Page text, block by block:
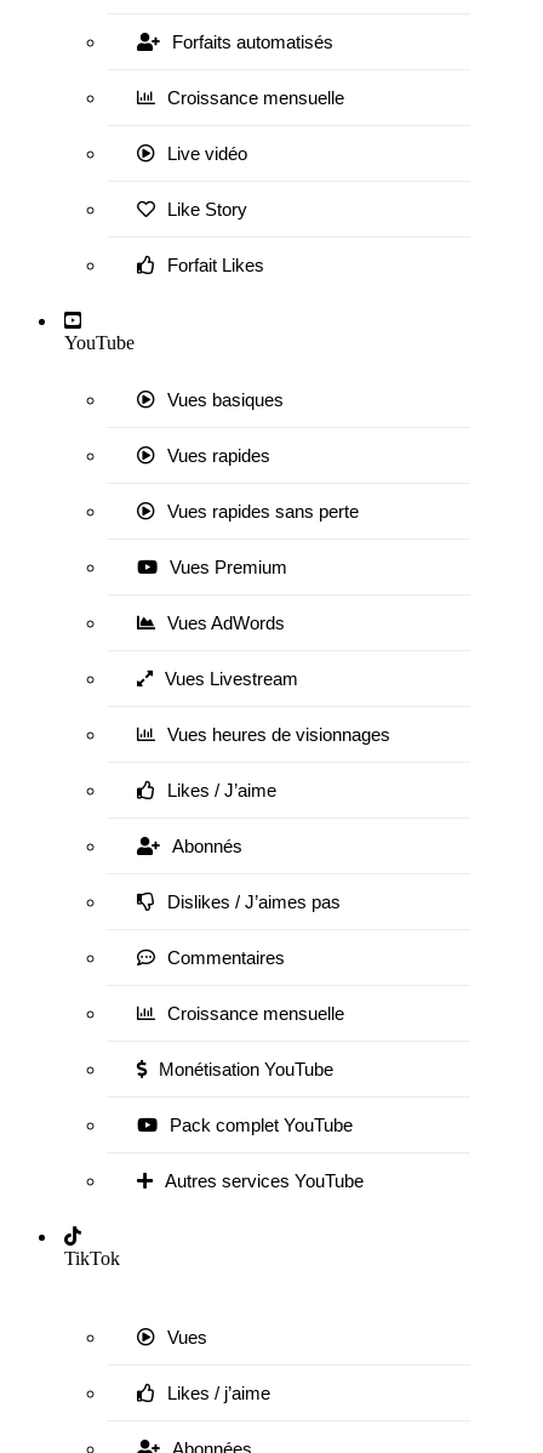
Forfaits automatisés
Croissance mensuelle
Live vidéo
Like Story
Forfait Likes
YouTube
Vues basiques
Vues rapides
Vues rapides sans perte
Vues Premium
Vues AdWords
Vues Livestream
Vues heures de visionnages
Likes / J’aime
Abonnés
Dislikes / J’aimes pas
Commentaires
Croissance mensuelle
Monétisation YouTube
Pack complet YouTube
Autres services YouTube
TikTok
Vues
Likes / j’aime